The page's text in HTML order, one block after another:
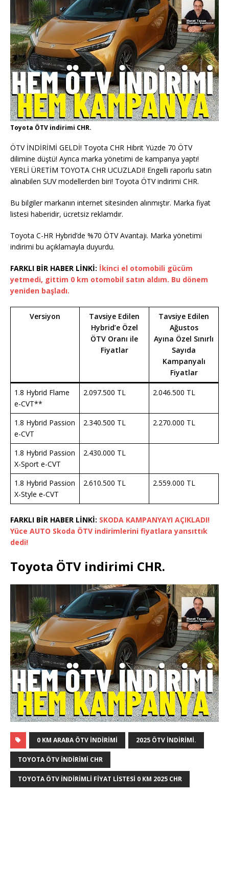
Toyota ÖTV indirimi CHR.
ÖTV İNDİRİMİ GELDİ! Toyota CHR Hibrit Yüzde 70 ÖTV
dilimine düştü! Ayrıca marka yönetimi de kampanya yaptı!
YERLİ ÜRETİM TOYOTA CHR UCUZLADI! Engelli raporlu satın
alınabilen SUV modellerden biri! Toyota ÖTV indirimi CHR.
Bu bilgiler markanın internet sitesinden alınmıştır. Marka fiyat
listesi haberidir, ücretsiz reklamdır.
Toyota C-HR Hybrid’de %70 ÖTV Avantajı. Marka yönetimi
indirimi bu açıklamayla duyurdu.
FARKLI BİR HABER LİNKİ: İkinci el otomobili gücüm
yetmedi, gittim 0 km otomobil satın aldım. Bu dönem
yeniden başladı.
Versiyon
Tavsiye Edilen
Hybrid’e Özel
ÖTV Oranı ile
Fiyatlar
Tavsiye Edilen
Ağustos
Ayına Özel Sınırlı
Sayıda
Kampanyalı
Fiyatlar
1.8 Hybrid Flame
e-CVT**
2.097.500 TL 2.046.500 TL
1.8 Hybrid Passion
e-CVT
2.340.500 TL 2.270.000 TL
1.8 Hybrid Passion
X-Sport e-CVT
2.430.000 TL
1.8 Hybrid Passion
X-Style e-CVT
2.610.500 TL 2.559.000 TL
FARKLI BİR HABER LİNKİ: SKODA KAMPANYAYI AÇIKLADI!
Yüce AUTO Skoda ÖTV indirimlerini fiyatlara yansıttık
dedi!
Toyota ÖTV indirimi CHR.
0 KM ARABA ÖTV INDIRIMI 2025 ÖTV INDIRIMI.
TOYOTA ÖTV INDIRIMI CHR
TOYOTA ÖTV INDIRIMLI FIYAT LISTESI 0 KM 2025 CHR